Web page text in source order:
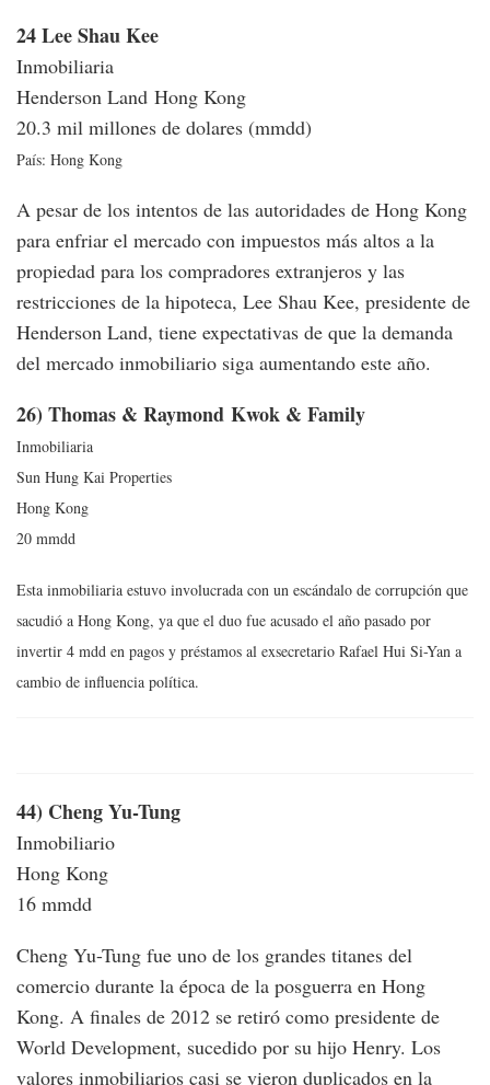
24 Lee Shau Kee
Inmobiliaria
Henderson Land Hong Kong
20.3 mil millones de dolares (mmdd)
País: Hong Kong
A pesar de los intentos de las autoridades de Hong Kong
para enfriar el mercado con impuestos más altos a la
propiedad para los compradores extranjeros y las
restricciones de la hipoteca, Lee Shau Kee, presidente de
Henderson Land, tiene expectativas de que la demanda
del mercado inmobiliario siga aumentando este año.
26) Thomas & Raymond Kwok & Family
Inmobiliaria
Sun Hung Kai Properties
Hong Kong
20 mmdd
Esta inmobiliaria estuvo involucrada con un escándalo de corrupción que
sacudió a Hong Kong, ya que el duo fue acusado el año pasado por
invertir 4 mdd en pagos y préstamos al exsecretario Rafael Hui Si-Yan a
cambio de influencia política.
44) Cheng Yu-Tung
Inmobiliario
Hong Kong
16 mmdd
Cheng Yu-Tung fue uno de los grandes titanes del
comercio durante la época de la posguerra en Hong
Kong. A finales de 2012 se retiró como presidente de
World Development, sucedido por su hijo Henry. Los
valores inmobiliarios casi se vieron duplicados en la